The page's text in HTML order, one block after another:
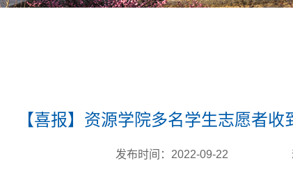
【喜报】资源学院多名学生志愿者
发布时间：2022-09-22